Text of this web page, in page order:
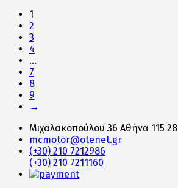
1
2
3
4
…
7
8
9
→
Μιχαλακοπούλου 36 Αθήνα 115 28
mcmotor@otenet.gr
(+30) 210 7212986
(+30) 210 7211160